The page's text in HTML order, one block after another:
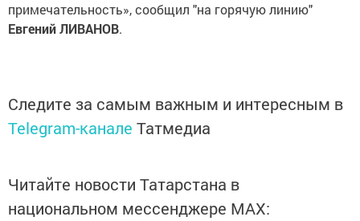
примечательность», сообщил "на горячую линию"
Евгений ЛИВАНОВ.
Следите за самым важным и интересным в
Telegram-канале Татмедиа
Читайте новости Татарстана в
национальном мессенджере MАХ: